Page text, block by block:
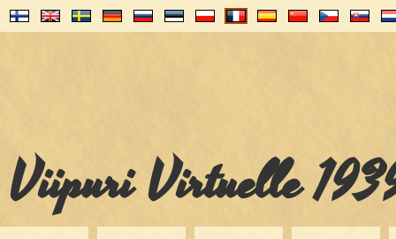
Viipuri Virtuelle